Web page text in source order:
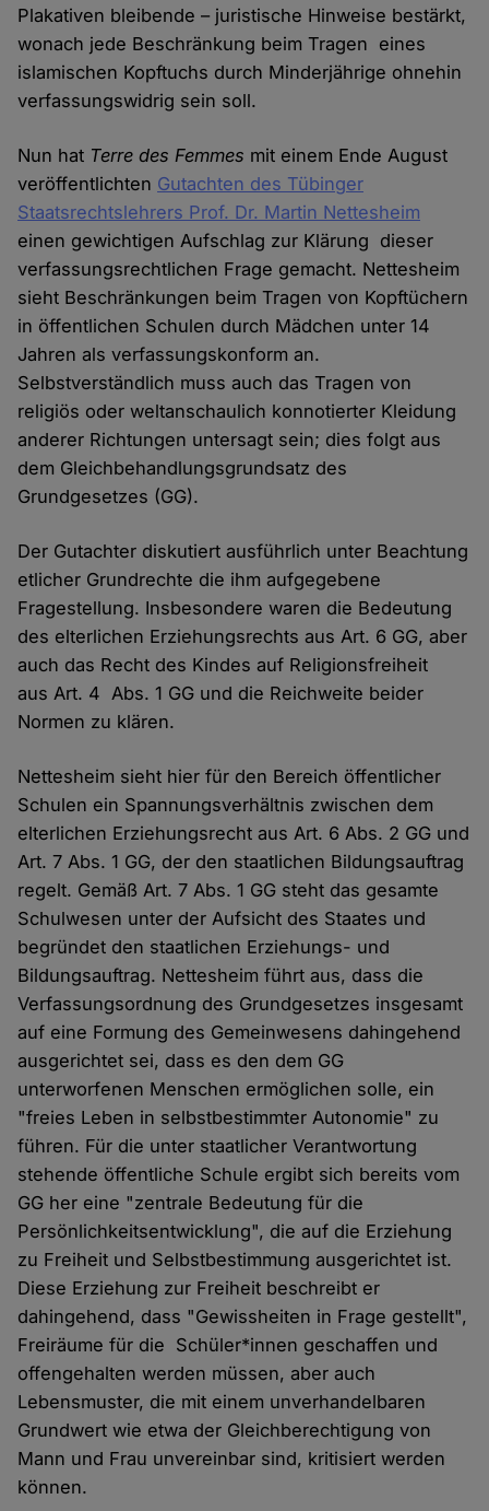
Plakativen bleibende – juristische Hinweise bestärkt,
wonach jede Beschränkung beim Tragen eines
islamischen Kopftuchs durch Minderjährige ohnehin
verfassungswidrig sein soll.
Nun hat Terre des Femmes mit einem Ende August
veröffentlichten Gutachten des Tübinger
Staatsrechtslehrers Prof. Dr. Martin Nettesheim
einen gewichtigen Aufschlag zur Klärung dieser
verfassungsrechtlichen Frage gemacht. Nettesheim
sieht Beschränkungen beim Tragen von Kopftüchern
in öffentlichen Schulen durch Mädchen unter 14
Jahren als verfassungskonform an.
Selbstverständlich muss auch das Tragen von
religiös oder weltanschaulich konnotierter Kleidung
anderer Richtungen untersagt sein; dies folgt aus
dem Gleichbehandlungsgrundsatz des
Grundgesetzes (GG).
Der Gutachter diskutiert ausführlich unter Beachtung
etlicher Grundrechte die ihm aufgegebene
Fragestellung. Insbesondere waren die Bedeutung
des elterlichen Erziehungsrechts aus Art. 6 GG, aber
auch das Recht des Kindes auf Religionsfreiheit
aus Art. 4 Abs. 1 GG und die Reichweite beider
Normen zu klären.
Nettesheim sieht hier für den Bereich öffentlicher
Schulen ein Spannungsverhältnis zwischen dem
elterlichen Erziehungsrecht aus Art. 6 Abs. 2 GG und
Art. 7 Abs. 1 GG, der den staatlichen Bildungsauftrag
regelt. Gemäß Art. 7 Abs. 1 GG steht das gesamte
Schulwesen unter der Aufsicht des Staates und
begründet den staatlichen Erziehungs- und
Bildungsauftrag. Nettesheim führt aus, dass die
Verfassungsordnung des Grundgesetzes insgesamt
auf eine Formung des Gemeinwesens dahingehend
ausgerichtet sei, dass es den dem GG
unterworfenen Menschen ermöglichen solle, ein
"freies Leben in selbstbestimmter Autonomie" zu
führen. Für die unter staatlicher Verantwortung
stehende öffentliche Schule ergibt sich bereits vom
GG her eine "zentrale Bedeutung für die
Persönlichkeitsentwicklung", die auf die Erziehung
zu Freiheit und Selbstbestimmung ausgerichtet ist.
Diese Erziehung zur Freiheit beschreibt er
dahingehend, dass "Gewissheiten in Frage gestellt",
Freiräume für die Schüler*innen geschaffen und
offengehalten werden müssen, aber auch
Lebensmuster, die mit einem unverhandelbaren
Grundwert wie etwa der Gleichberechtigung von
Mann und Frau unvereinbar sind, kritisiert werden
können.